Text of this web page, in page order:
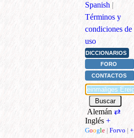
Spanish |
Términos y
condiciones de
uso
DICCIONARIOS
FORO
CONTACTOS
Alemán ⇄
Inglés +
Google | Forvo | +